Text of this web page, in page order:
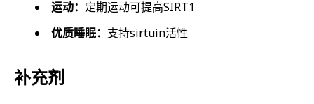
运动： 定期运动可提高SIRT1
优质睡眠： 支持sirtuin活性
补充剂